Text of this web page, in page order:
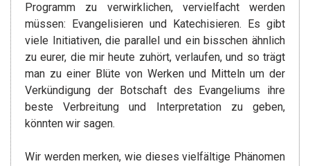
Programm zu verwirklichen, vervielfacht werden
müssen: Evangelisieren und Katechisieren. Es gibt
viele Initiativen, die parallel und ein bisschen ähnlich
zu eurer, die mir heute zuhört, verlaufen, und so trägt
man zu einer Blüte von Werken und Mitteln um der
Verkündigung der Botschaft des Evangeliums ihre
beste Verbreitung und Interpretation zu geben,
könnten wir sagen.
Wir werden merken, wie dieses vielfältige Phänomen